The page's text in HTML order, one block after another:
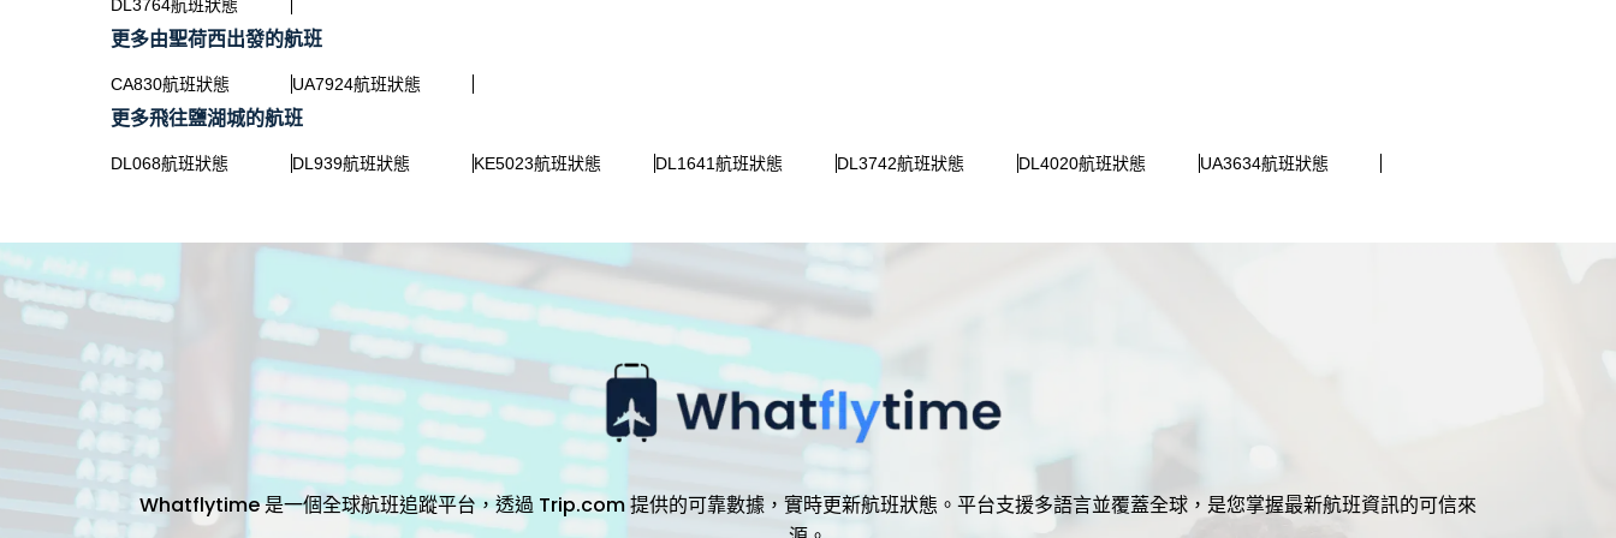
DL3764航班狀態
更多由聖荷西出發的航班
CA830航班狀態 UA7924航班狀態
更多飛往鹽湖城的航班
DL068航班狀態 DL939航班狀態 KE5023航班狀態 DL1641航班狀態 DL3742航班狀態 DL4020航班狀態 UA3634航班狀態
Whatflytime 是一個全球航班追蹤平台，透過 Trip.com 提供的可靠數據，實時更新航班狀態。平台支援多語言並覆蓋全球，是您掌握最新航班資訊的可信來